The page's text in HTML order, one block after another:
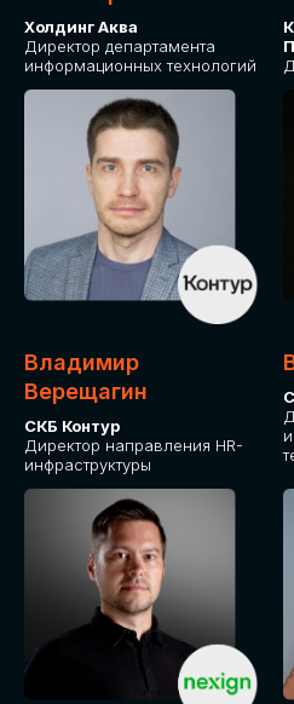
Холдинг Аква
Директор департамента
информационных технологий
Владимир
Верещагин
СКБ Контур
Директор направления HR-
инфраструктуры
ДЛЯ ОПЛАТЫ
ОТ ФИЗИЧЕСКОГО
Оплата через сервис Timepad